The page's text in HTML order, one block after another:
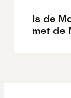
Is de
met de